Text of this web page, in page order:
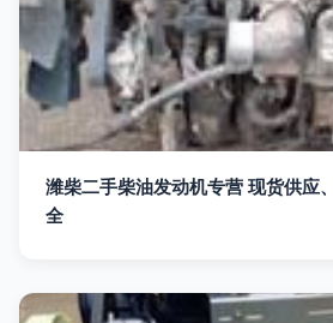
潍柴二手柴油发动机专营 现货供应
全